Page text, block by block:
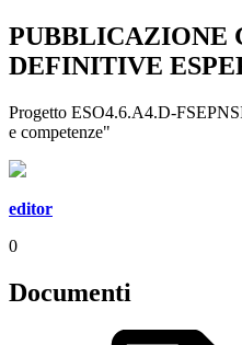
PUBBLICAZIONE
DEFINITIVE
Progetto ESO4.6.A4.D-
e competenze"
editor
0
Documenti